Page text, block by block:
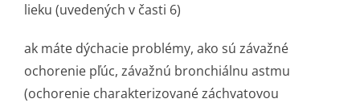
lieku (uvedených v časti 6)
ak máte dýchacie problémy, ako sú závažné
ochorenie pľúc, závažnú bronchiálnu astmu
(ochorenie charakterizované záchvatovou